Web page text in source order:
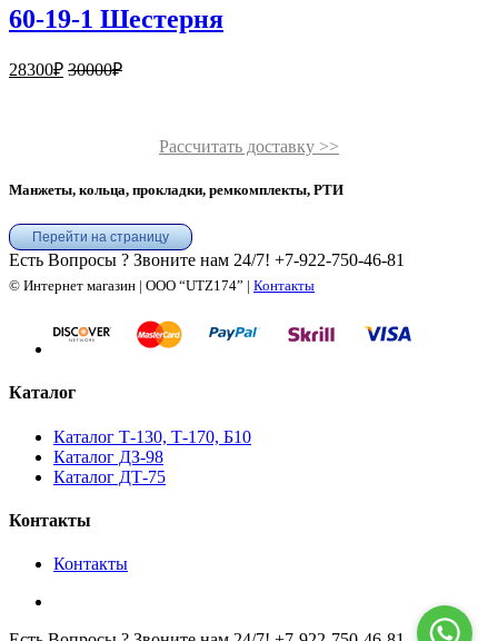
60-19-1 Шестерня
28300₽ 30000₽
Рассчитать доставку >>
Манжеты, кольца, прокладки, ремкомплекты, РТИ
Перейти на страницу
Есть Вопросы ? Звоните нам 24/7! +7-922-750-46-81
© Интернет магазин | ООО “UTZ174” | Контакты
Каталог
Каталог Т-130, Т-170, Б10
Каталог ДЗ-98
Каталог ДТ-75
Контакты
Контакты